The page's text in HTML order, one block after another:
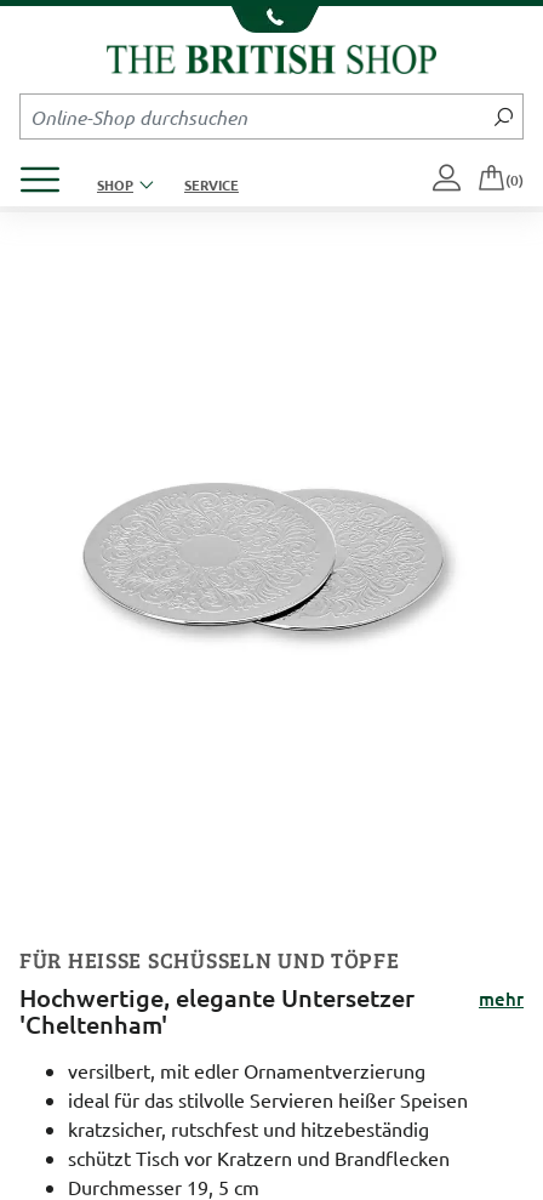
Kompletten Head der Seite überspringen
SHOP SERVICE (0)
FÜR HEISSE SCHÜSSELN UND TÖPFE
Hochwertige, elegante Untersetzer
'Cheltenham'
mehr
versilbert, mit edler Ornamentverzierung
ideal für das stilvolle Servieren heißer Speisen
kratzsicher, rutschfest und hitzebeständig
schützt Tisch vor Kratzern und Brandflecken
Durchmesser 19, 5 cm